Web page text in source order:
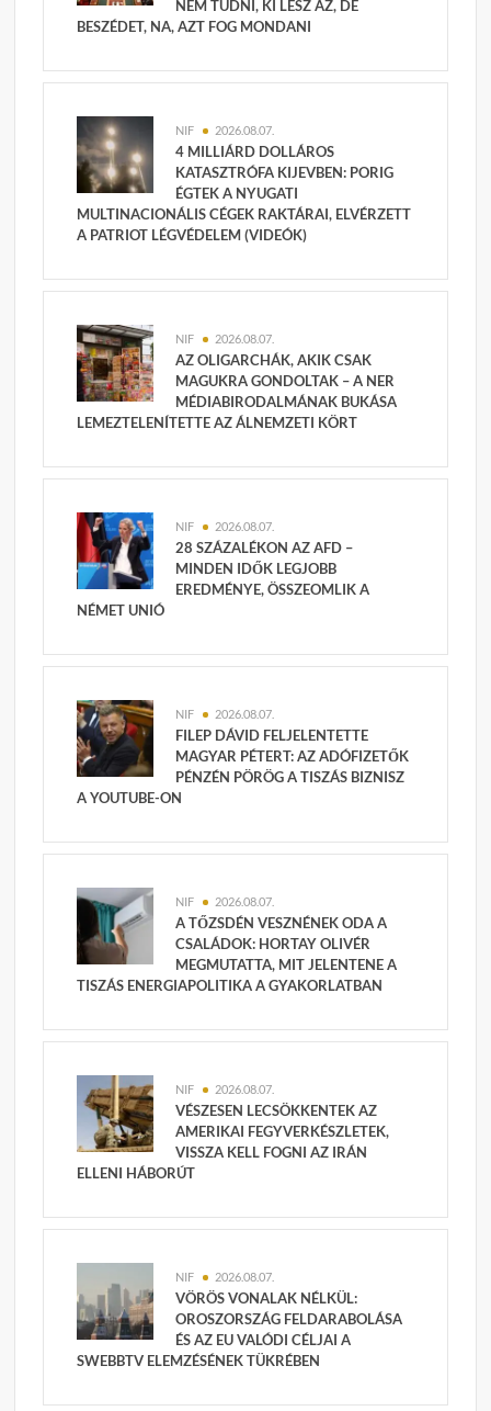
NEM TUDNI, KI LESZ AZ, DE
BESZÉDET, NA, AZT FOG MONDANI
NIF 2026.08.07.
4 MILLIÁRD DOLLÁROS
KATASZTRÓFA KIJEVBEN: PORIG
ÉGTEK A NYUGATI
MULTINACIONÁLIS CÉGEK RAKTÁRAI, ELVÉRZETT
A PATRIOT LÉGVÉDELEM (VIDEÓK)
NIF 2026.08.07.
AZ OLIGARCHÁK, AKIK CSAK
MAGUKRA GONDOLTAK – A NER
MÉDIABIRODALMÁNAK BUKÁSA
LEMEZTELENÍTETTE AZ ÁLNEMZETI KÖRT
NIF 2026.08.07.
28 SZÁZALÉKON AZ AFD –
MINDEN IDŐK LEGJOBB
EREDMÉNYE, ÖSSZEOMLIK A
NÉMET UNIÓ
NIF 2026.08.07.
FILEP DÁVID FELJELENTETTE
MAGYAR PÉTERT: AZ ADÓFIZETŐK
PÉNZÉN PÖRÖG A TISZÁS BIZNISZ
A YOUTUBE-ON
NIF 2026.08.07.
A TŐZSDÉN VESZNÉNEK ODA A
CSALÁDOK: HORTAY OLIVÉR
MEGMUTATTA, MIT JELENTENE A
TISZÁS ENERGIAPOLITIKA A GYAKORLATBAN
NIF 2026.08.07.
VÉSZESEN LECSÖKKENTEK AZ
AMERIKAI FEGYVERKÉSZLETEK,
VISSZA KELL FOGNI AZ IRÁN
ELLENI HÁBORÚT
NIF 2026.08.07.
VÖRÖS VONALAK NÉLKÜL:
OROSZORSZÁG FELDARABOLÁSA
ÉS AZ EU VALÓDI CÉLJAI A
SWEBBTV ELEMZÉSÉNEK TÜKRÉBEN